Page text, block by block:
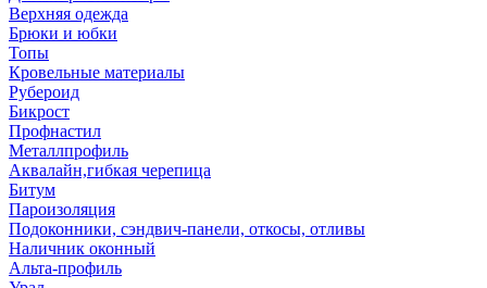
Верхняя одежда
Брюки и юбки
Топы
Кровельные материалы
Рубероид
Бикрост
Профнастил
Металлпрофиль
Аквалайн,гибкая черепица
Битум
Пароизоляция
Подоконники, сэндвич-панели, откосы, отливы
Наличник оконный
Альта-профиль